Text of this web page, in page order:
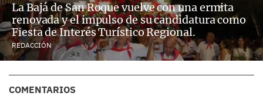
La Bajá de San Roque vuelve con una ermita
renovada y el impulso de su candidatura como
Fiesta de Interés Turístico Regional.
REDACCIÓN
COMENTARIOS